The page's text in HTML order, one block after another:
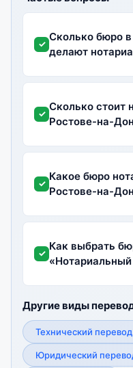
Сколько бюро
делают
Сколько стоит
Ростове-на-
Какое бюро
Ростове-на-
Как выбрать
Другие виды
Технический перевод
Юридический